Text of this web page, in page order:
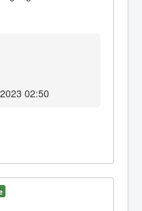
02:50